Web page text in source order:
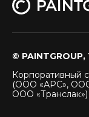
©
Корпоративный
(ООО «АРС», ООО
ООО «Транслак»)